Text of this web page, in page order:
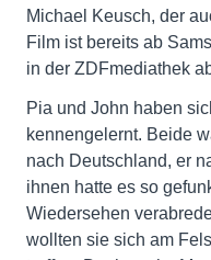
Michael Keusch, der
Film ist bereits ab
in der ZDFmediathek
Pia und John haben
kennengelernt. Beide
nach Deutschland, er
ihnen hatte es so
Wiedersehen
wollten sie sich am